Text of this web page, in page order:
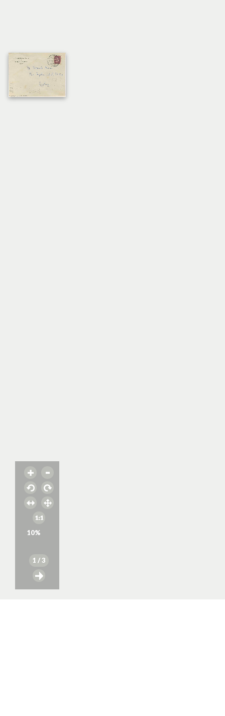
10%
1 / 3